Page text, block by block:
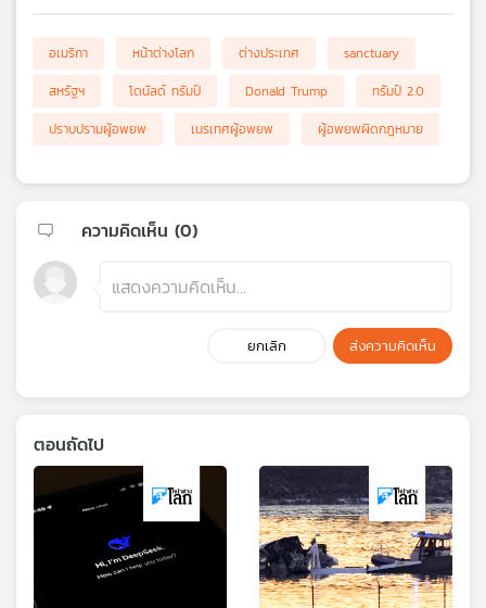
อเมริกา หน้าต่างโลก ต่างประเทศ
sanctuary
สหรัฐฯ
โดนัลด์ ทรัมป์ Donald Trump
ทรัมป์ 2.0
ปราบปรามผู้อพยพ
เนรเทศผู้อพยพ ผู้อพยพผิดกฎหมาย
ความคิดเห็น (0)
ยกเลิก ส่งความคิดเห็น
ตอนถัดไป